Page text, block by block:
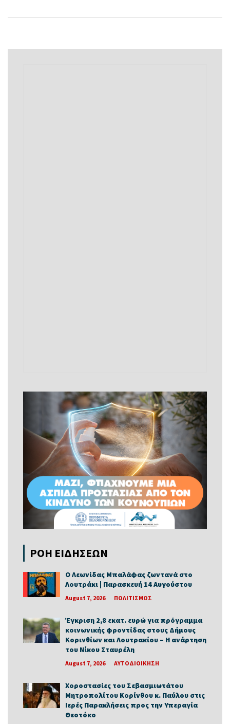
ΡΟΗ ΕΙΔΗΣΕΩΝ
Ο Λεωνίδας Μπαλάφας ζωντανά στο
Λουτράκι | Παρασκευή 14 Αυγούστου
August 7, 2026 ΠΟΛΙΤΙΣΜΟΣ
Έγκριση 2,8 εκατ. ευρώ για πρόγραμμα
κοινωνικής φροντίδας στους Δήμους
Κορινθίων και Λουτρακίου – Η ανάρτηση
του Νίκου Σταυρέλη
August 7, 2026 ΑΥΤΟΔΙΟΙΚΗΣΗ
Χοροστασίες του Σεβασμιωτάτου
Μητροπολίτου Κορίνθου κ. Παύλου στις
Ιερές Παρακλήσεις προς την Υπεραγία
Θεοτόκο